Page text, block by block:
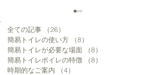
全ての記事 （26）
簡易トイレの使い方
（8）
簡易トイレが必要な場面
（8）
簡易トイレポイレの特徴
（8）
時期的なご案内
（4）